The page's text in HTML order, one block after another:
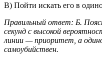
В) Пойти искать его в
Правильный ответ: Б.
секунд с высокой
линии — приоритет, а
самоубийствен.